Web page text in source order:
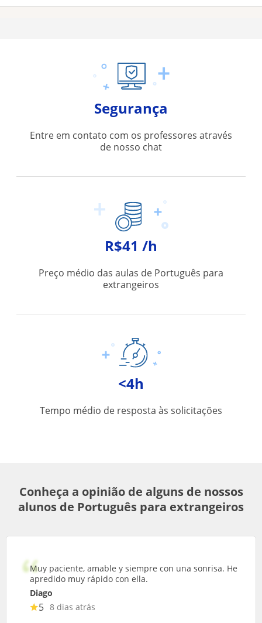
Segurança
Entre em contato com os professores através
de nosso chat
R$41 /h
Preço médio das aulas de Português para
extrangeiros
<4h
Tempo médio de resposta às solicitações
Conheça a opinião de alguns de nossos
alunos de Português para extrangeiros
Muy paciente, amable y siempre con una sonrisa. He
apredido muy rápido con ella.
Diago
5 8 dias atrás